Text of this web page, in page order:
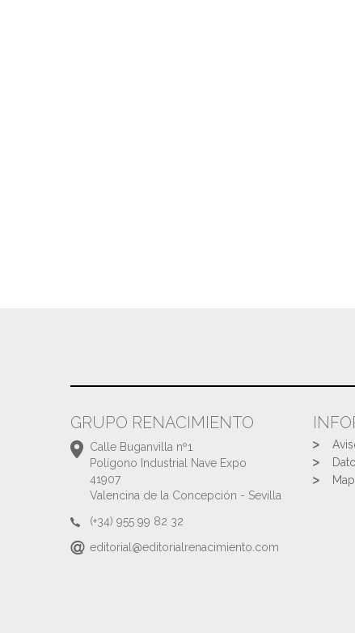
GRUPO RENACIMIENTO
Calle Buganvilla nº1
Polígono Industrial Nave Expo
41907
Valencina de la Concepción - Sevilla
(+34) 955 99 82 32
editorial@editorialrenacimiento.com